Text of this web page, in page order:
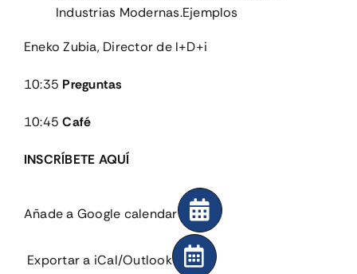
Industrias Modernas.Ejemplos
Eneko Zubia, Director de I+D+i
10:35 Preguntas
10:45Café
INSCRÍBETE AQUÍ
Añade a Google calendar
Exportar a iCal/Outlook